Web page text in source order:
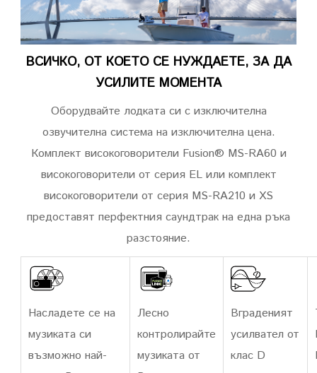
ВСИЧКО, ОТ КОЕТО СЕ НУЖДАЕТЕ, ЗА ДА
УСИЛИТЕ МОМЕНТА
Оборудвайте лодката си с изключителна
озвучителна система на изключителна цена.
Комплект високоговорители Fusion® MS-RA60 и
високоговорители от серия EL или комплект
високоговорители от серия MS-RA210 и XS
предоставят перфектния саундтрак на една ръка
разстояние.
Насладете се на
музиката си
възможно най-
Лесно
контролирайте
музиката от
Вграденият
усилвател от
клас D